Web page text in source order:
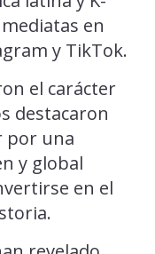
en
y TikTok.
el carácter
destacaron
por una
y global
en el